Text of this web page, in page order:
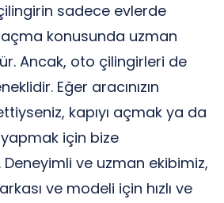
sadece evlerde
açma konusunda uzman
Ancak, oto çilingirleri de
Eğer aracınızın
kapıyı açmak ya da
için bize
ve uzman ekibimiz,
ve modeli için hızlı ve